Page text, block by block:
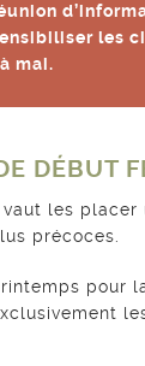
les
mai.
DÉBUT
les
précoces.
pour